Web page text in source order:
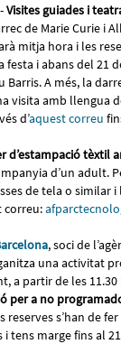
Visites guiades i
de Marie Curie i
mitja hora i les
i abans del 21
Barris. A més, la
visita amb llengua
d’aquest correu
d’estampació tèxtil
d’un adult.
de tela o similar i
correu:
, soci de
una activitat
a partir de les
per a no
reserves s’han de
tens marge fins al